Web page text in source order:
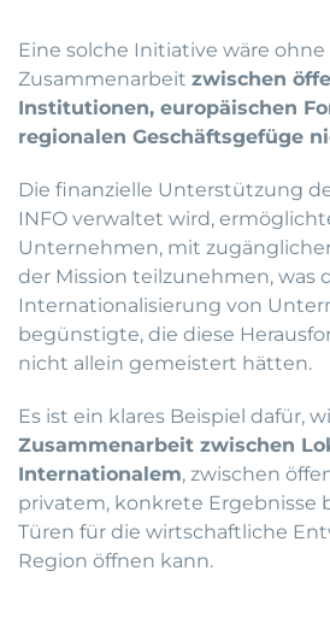
Eine solche Initiative wäre ohne
Zusammenarbeit zwischen
Institutionen, europäischen
regionalen Geschäftsgefüge
Die finanzielle Unterstützung
INFO verwaltet wird,
Unternehmen, mit
der Mission teilzunehmen, was
Internationalisierung von
begünstigte, die diese
nicht allein gemeistert hätten.
Es ist ein klares Beispiel dafür,
Zusammenarbeit zwischen
Internationalem, zwischen
privatem, konkrete Ergebnisse
Türen für die wirtschaftliche
Region öffnen kann.